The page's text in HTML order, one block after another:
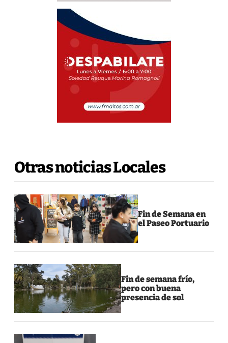
Otras noticias Locales
Fin de Semana en
el Paseo Portuario
Fin de semana frío,
pero con buena
presencia de sol